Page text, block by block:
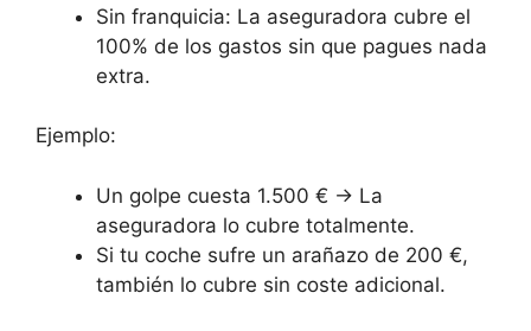
Sin franquicia: La aseguradora cubre el
100% de los gastos sin que pagues nada
extra.
Ejemplo:
Un golpe cuesta 1.500 € → La
aseguradora lo cubre totalmente.
Si tu coche sufre un arañazo de 200 €,
también lo cubre sin coste adicional.